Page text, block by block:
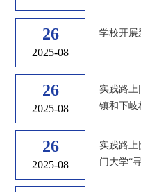
26
2025-08
学校开展
26
2025-08
实践路上
镇和下岐
26
2025-08
实践路
门大学“